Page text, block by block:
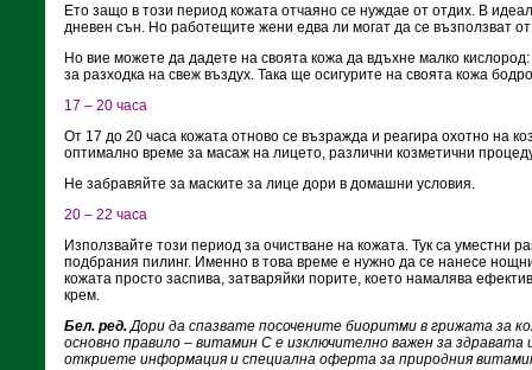
Ето защо в този период кожата отчаяно се нуждае от отдих. В
дневен сън. Но работещите жени едва ли могат да се възползват
Но вие можете да дадете на своята кожа да вдъхне малко
за разходка на свеж въздух. Така ще осигурите на своята кожа
17 – 20 часа
От 17 до 20 часа кожата отново се възражда и реагира охотно на
оптимално време за масаж на лицето, различни козметични
Не забравяйте за маските за лице дори в домашни условия.
20 – 22 часа
Използвайте този период за очистване на кожата. Тук са уместни
подбрания пилинг. Именно в това време е нужно да се нанесе
кожата просто заспива, затваряйки порите, което намалява
крем.
Бел. ред.Дори да спазвате посочените биоритми в грижата за
основно правило – витамин С е изключително важен за здравата
откриете информация и специална оферта за природния